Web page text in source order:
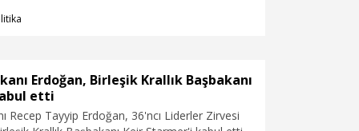
Ankara’da gerçekleştirdiğimiz 36’ncı
konum, diplomatik birikim ve savunma
bu dönüşümün tam merkezinde
aktörlerinden biri olarak yer almaktadır.
Birleşik Krallık ile Güvenlik ve Savunma
Erdoğan, Birleşik Krallık Başbakanı
etti
Recep Tayyip Erdoğan, 36'ncı Liderler Zirvesi